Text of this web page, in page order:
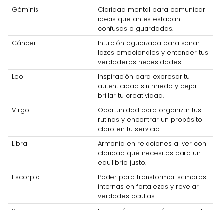
Géminis
Claridad mental para comunicar
ideas que antes estaban
confusas o guardadas.
Cáncer
Intuición agudizada para sanar
lazos emocionales y entender tus
verdaderas necesidades.
Leo
Inspiración para expresar tu
autenticidad sin miedo y dejar
brillar tu creatividad.
Virgo
Oportunidad para organizar tus
rutinas y encontrar un propósito
claro en tu servicio.
Libra
Armonía en relaciones al ver con
claridad qué necesitas para un
equilibrio justo.
Escorpio
Poder para transformar sombras
internas en fortalezas y revelar
verdades ocultas.